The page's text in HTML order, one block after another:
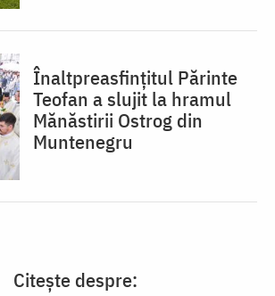
Înaltpreasfințitul Părinte
Teofan a slujit la hramul
Mănăstirii Ostrog din
Muntenegru
Citește despre: